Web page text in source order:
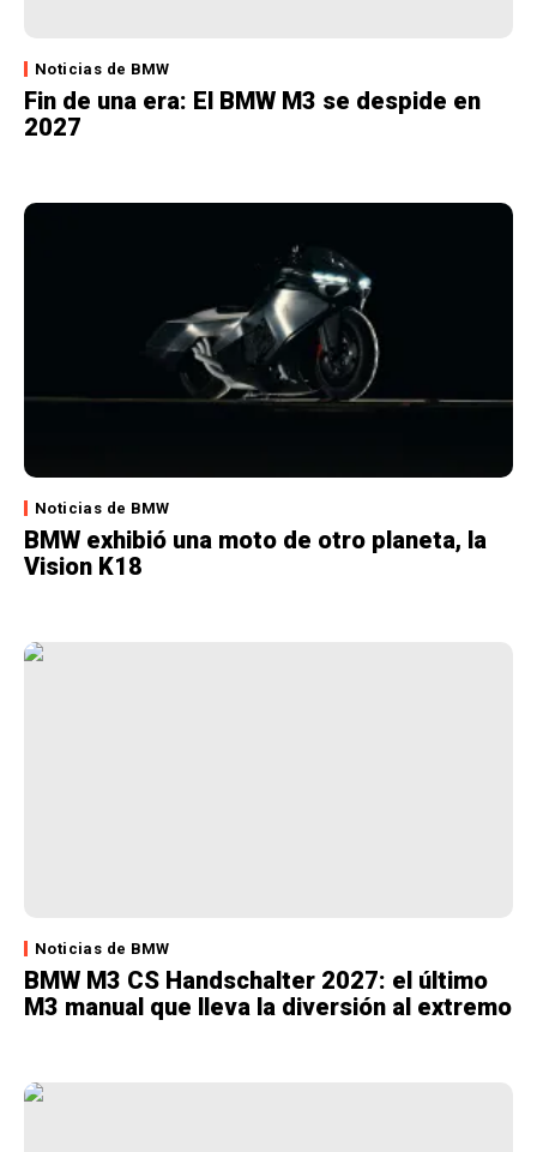
Noticias de BMW
Fin de una era: El BMW M3 se despide en
2027
Noticias de BMW
BMW exhibió una moto de otro planeta, la
Vision K18
Noticias de BMW
BMW M3 CS Handschalter 2027: el último
M3 manual que lleva la diversión al extremo